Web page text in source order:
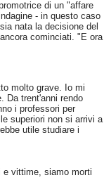
di un "affare
- in questo caso
nata la decisione del
cominciati. "E ora
molto grave. Io mi
Da trent'anni rendo
i professori per
superiori non si arrivi a
utile studiare i
e vittime, siamo morti